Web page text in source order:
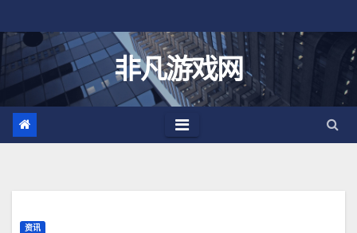
至
非凡游戏网
资讯